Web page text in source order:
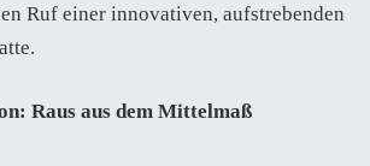
Ruf einer innovativen, aufstrebenden
Raus aus dem Mittelmaß